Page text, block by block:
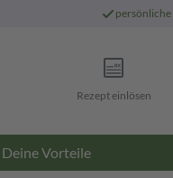
persönliche
Rezept einlösen
Deine Vorteile